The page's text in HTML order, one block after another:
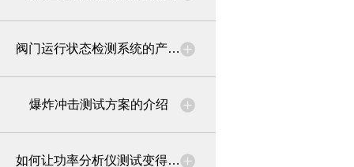
阀门运行状态检测系统的产品介绍
爆炸冲击测试方案的介绍
如何让功率分析仪测试变得更具有抗干扰性